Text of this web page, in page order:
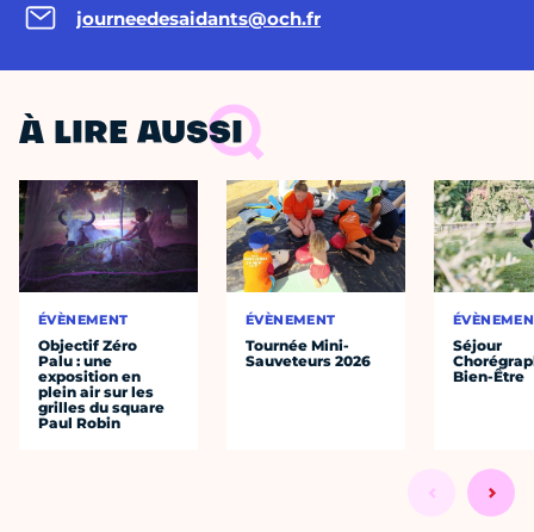
journeedesaidants@och.fr
À LIRE AUSSI
ÉVÈNEMENT
Objectif Zéro
Palu : une
exposition en
plein air sur les
grilles du square
Paul Robin
ÉVÈNEMENT
Tournée Mini-
Sauveteurs 2026
Séjour
Bien-Être